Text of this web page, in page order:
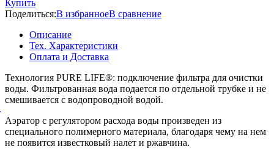
Купить
Поделиться:В избранноеВ сравнение
Описание
Тех. Характеристики
Оплата и Доставка
Технология PURE LIFE®: подключение фильтра для очистки
воды. Фильтрованная вода подается по отдельной трубке и не
смешивается с водопроводной водой.
Аэратор с регулятором расхода воды произведен из
специального полимерного материала, благодаря чему на нем
не появится известковый налет и ржавчина.